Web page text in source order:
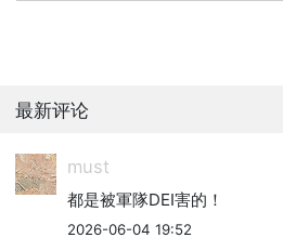
最新评论
must
都是被軍隊DEI害的！
2026-06-04 19:52